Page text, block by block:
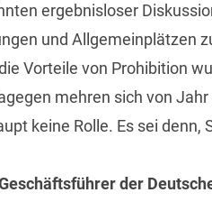
ergebnisloser
und Allgemeinplätzen
Vorteile von Prohibition
mehren sich von
keine Rolle. Es sei denn,
der